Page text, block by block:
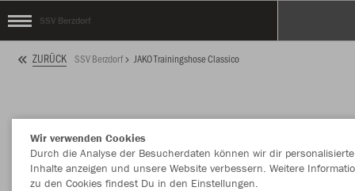
SSV Berzdorf
ZURÜCK SSV Berzdorf JAKO Trainingshose Classico
Wir verwenden Cookies
Durch die Analyse der Besucherdaten können wir dir personalisierte
Inhalte anzeigen und unsere Website verbessern. Weitere
zu den Cookies findest Du in den Einstellungen.